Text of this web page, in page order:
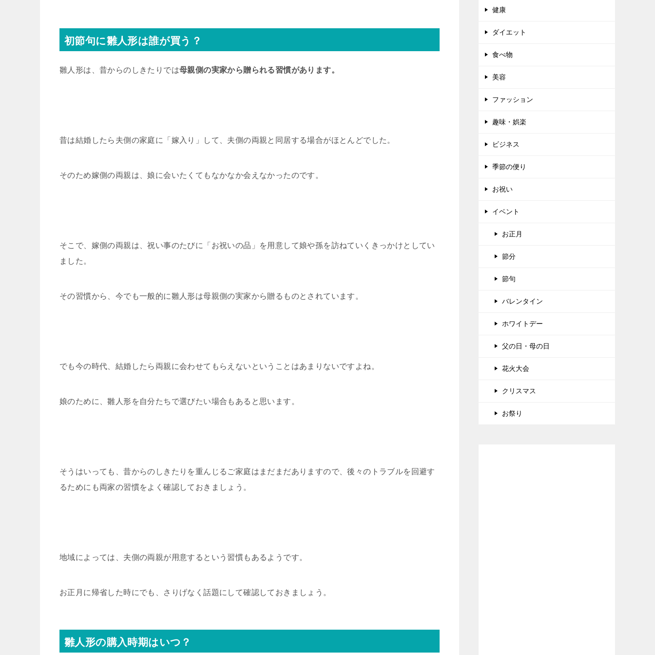
初節句に雛人形は誰が買う？
雛人形は、昔からのしきたりでは母親側の実家から贈られる習慣があります。
昔は結婚したら夫側の家庭に「嫁入り」して、夫側の両親と同居する場合がほとんどでした。
そのため嫁側の両親は、娘に会いたくてもなかなか会えなかったのです。
そこで、嫁側の両親は、祝い事のたびに「お祝いの品」を用意して娘や孫を訪ねていくきっかけとしてい
ました。
その習慣から、今でも一般的に雛人形は母親側の実家から贈るものとされています。
でも今の時代、結婚したら両親に会わせてもらえないということはあまりないですよね。
娘のために、雛人形を自分たちで選びたい場合もあると思います。
そうはいっても、昔からのしきたりを重んじるご家庭はまだまだありますので、後々のトラブルを回避す
るためにも両家の習慣をよく確認しておきましょう。
地域によっては、夫側の両親が用意するという習慣もあるようです。
お正月に帰省した時にでも、さりげなく話題にして確認しておきましょう。
雛人形の購入時期はいつ？
健康
ダイエット
食べ物
美容
ファッション
趣味・娯楽
ビジネス
季節の便り
お祝い
イベント
お正月
節分
節句
バレンタイン
ホワイトデー
父の日・母の日
花火大会
クリスマス
お祭り